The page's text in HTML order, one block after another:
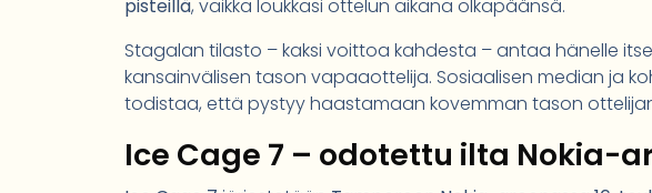
pisteillä, vaikka loukkasi ottelun aikana olkapäänsä.
Stagalan tilasto – kaksi voittoa kahdesta – antaa hänelle
kansainvälisen tason vapaaottelija. Sosiaalisen median ja
todistaa, että pystyy haastamaan kovemman tason
Ice Cage 7 – odotettu ilta Nokia-